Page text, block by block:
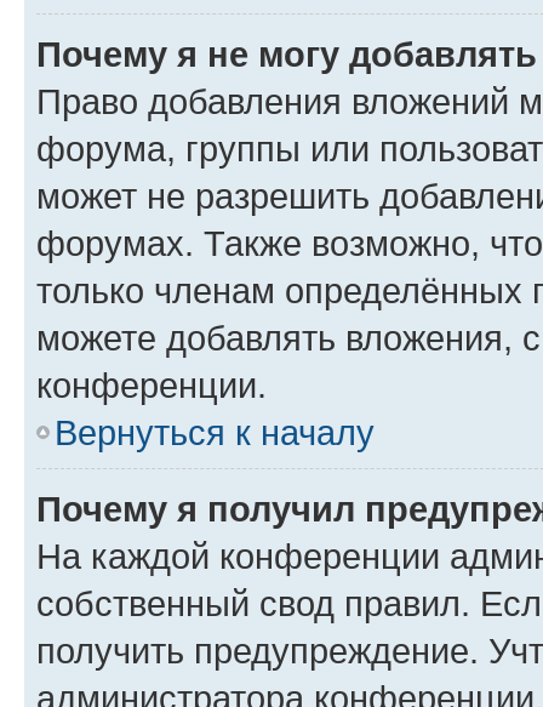
Почему я не могу
Право добавления вложений
форума, группы или
может не разрешить
форумах. Также возможно,
только членам определённых
можете добавлять вложения,
конференции.
Вернуться к началу
Почему я получил
На каждой конференции
собственный свод правил.
получить предупреждение.
администратора